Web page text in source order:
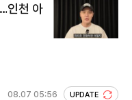
인천 아
08.07 05:56 UPDATE